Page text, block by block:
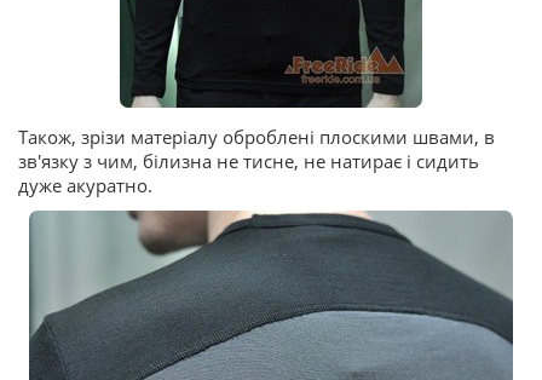
Також, зрізи матеріалу оброблені плоскими швами, в
зв'язку з чим, білизна не тисне, не натирає і сидить
дуже акуратно.